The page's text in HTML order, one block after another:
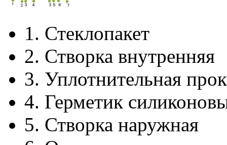
1. Стеклопакет
2. Створка внутренняя
3. Уплотнительная
4. Герметик
5. Створка наружная